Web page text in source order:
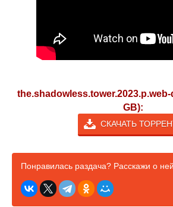
GB):
СКАЧАТЬ
Понравилась раздача? Расскажи о